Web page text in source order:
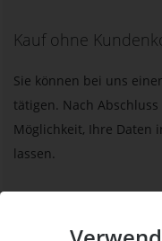
Kauf ohne
Sie können bei uns
tätigen. Nach
Möglichkeit, Ihre Daten
lassen.